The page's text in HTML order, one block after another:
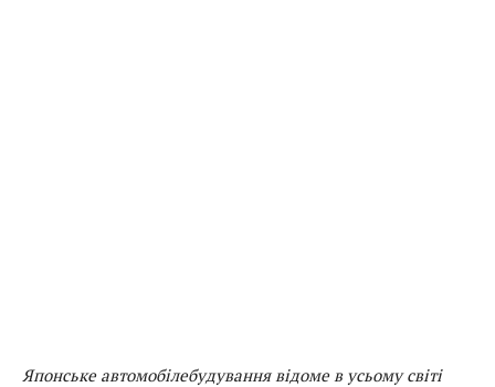
Японське автомобілебудування відоме в усьому світі